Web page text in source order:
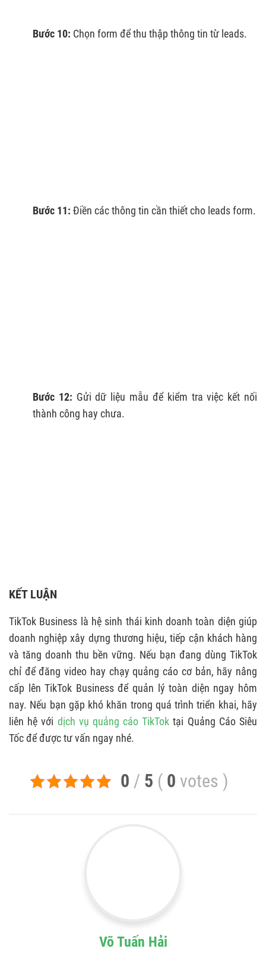
Bước 10: Chọn form để thu thập thông tin từ leads.
Bước 11: Điền các thông tin cần thiết cho leads form.
Bước 12: Gửi dữ liệu mẫu để kiểm tra việc kết nối
thành công hay chưa.
KẾT LUẬN
TikTok Business là hệ sinh thái kinh doanh toàn diện giúp
doanh nghiệp xây dựng thương hiệu, tiếp cận khách hàng
và tăng doanh thu bền vững. Nếu bạn đang dùng TikTok
chỉ để đăng video hay chạy quảng cáo cơ bản, hãy nâng
cấp lên TikTok Business để quản lý toàn diện ngay hôm
nay. Nếu bạn gặp khó khăn trong quá trình triển khai, hãy
liên hệ với dịch vụ quảng cáo TikTok tại Quảng Cáo Siêu
Tốc để được tư vấn ngay nhé.
0 / 5 ( 0 votes )
Võ Tuấn Hải